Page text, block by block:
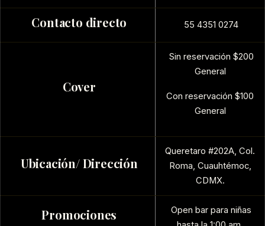
Contacto directo 55 4351 0274
Cover
Sin reservación $200
General
Con reservación $100
General
Ubicación/ Dirección
Queretaro #202A, Col.
Roma, Cuauhtémoc,
CDMX.
Promociones
Open bar para niñas